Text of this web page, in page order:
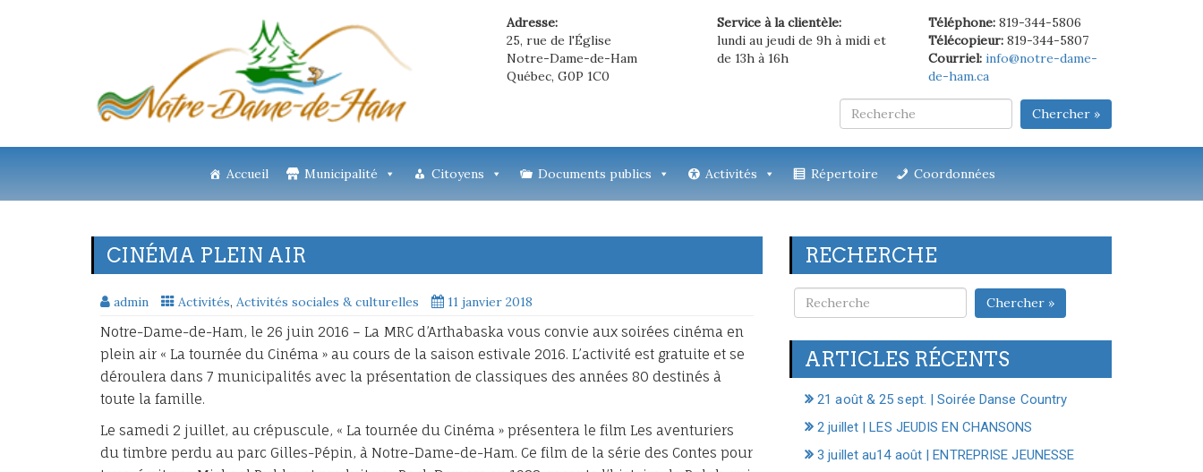
Adresse:
25, rue de l'Église
Notre-Dame-de-Ham
Québec, G0P 1C0
Service à la clientèle:
lundi au jeudi de 9h à midi et
de 13h à 16h
Téléphone:819-344-5806
Télécopieur:819-344-5807
Courriel: info@notre-dame-
de-ham.ca
Chercher »
Accueil Municipalité Citoyens Documents publics Activités Répertoire Coordonnées
CINÉMA PLEIN AIR
admin Activités, Activités sociales & culturelles 11 janvier 2018
Notre-Dame-de-Ham, le 26 juin 2016 – La MRC d’Arthabaska vous convie aux soirées cinéma en
plein air « La tournée du Cinéma » au cours de la saison estivale 2016. L’activité est gratuite et se
déroulera dans 7 municipalités avec la présentation de classiques des années 80 destinés à
toute la famille.
Le samedi 2 juillet, au crépuscule, « La tournée du Cinéma » présentera le film Les aventuriers
du timbre perdu au parc Gilles-Pépin, à Notre-Dame-de-Ham. Ce film de la série des Contes pour
RECHERCHE
Chercher »
ARTICLES RÉCENTS
21 août & 25 sept. | Soirée Danse Country
2 juillet | LES JEUDIS EN CHANSONS
3 juillet au14 août | ENTREPRISE JEUNESSE